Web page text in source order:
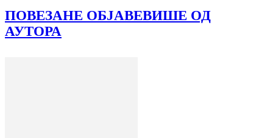
ПОВЕЗАНЕ ОБЈАВЕВИШЕ ОД
АУТОРА